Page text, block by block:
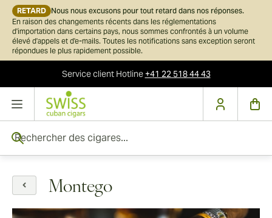
RETARD Nous nous excusons pour tout retard dans nos réponses.
En raison des changements récents dans les réglementations
d'importation dans certains pays, nous sommes confrontés à un volume
élevé d'appels et d'e-mails. Toutes les notifications sans exception seront
répondues le plus rapidement possible.
Service clientHotline+41 22 518 44 43
Skip to Content
Montego